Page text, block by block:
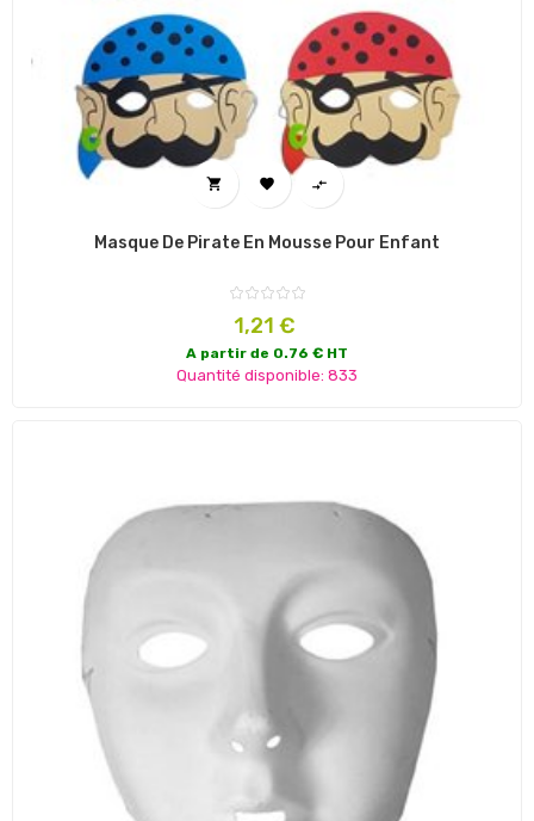
  
Masque De Pirate En Mousse Pour Enfant
Prix
1,21 €
A partir de 0.76 € HT
Quantité disponible: 833